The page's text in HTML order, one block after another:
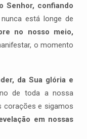
Senhor, confiando
nunca está longe de
no nosso meio,
o momento
da Sua glória e
de toda a nossa
corações e sigamos
em nossas